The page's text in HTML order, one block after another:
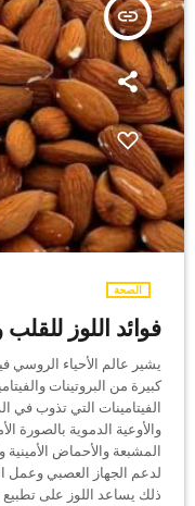
insert_link
الصحة
فوائد اللوز
يشير عالم الأحياء الروسي
كبيرة من البروتينات
الفيتامينات التي تذوب
والأوعية الدموية بالصورة
المشبعة والأحماض الأمينية
لدعم الجهاز العصبي وعمل
ذلك يساعد اللوز على